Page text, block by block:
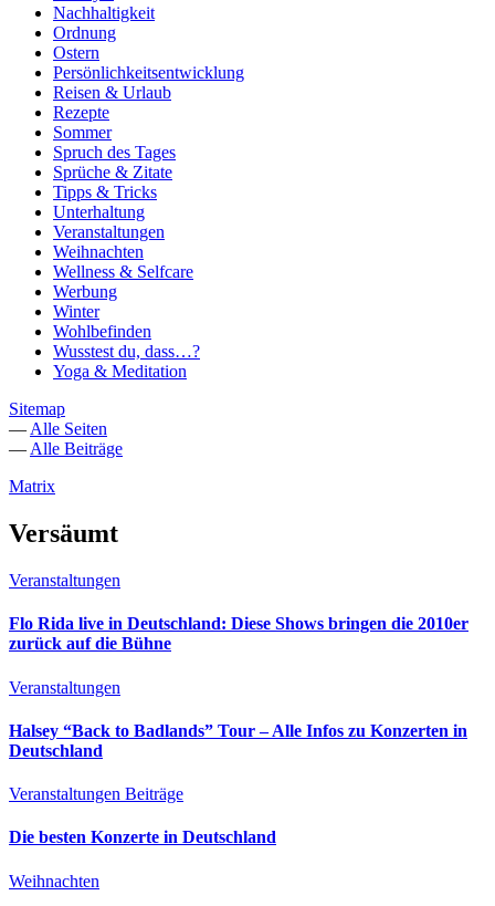
Nachhaltigkeit
Ordnung
Ostern
Persönlichkeitsentwicklung
Reisen & Urlaub
Rezepte
Sommer
Spruch des Tages
Sprüche & Zitate
Tipps & Tricks
Unterhaltung
Veranstaltungen
Weihnachten
Wellness & Selfcare
Werbung
Winter
Wohlbefinden
Wusstest du, dass…?
Yoga & Meditation
Sitemap
— Alle Seiten
— Alle Beiträge
Matrix
Versäumt
Veranstaltungen
Flo Rida live in Deutschland: Diese Shows bringen die 2010er
zurück auf die Bühne
Veranstaltungen
Halsey “Back to Badlands” Tour – Alle Infos zu Konzerten in
Deutschland
Veranstaltungen Beiträge
Die besten Konzerte in Deutschland
Weihnachten